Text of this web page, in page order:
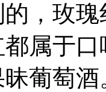
，玫
属于
葡萄酒